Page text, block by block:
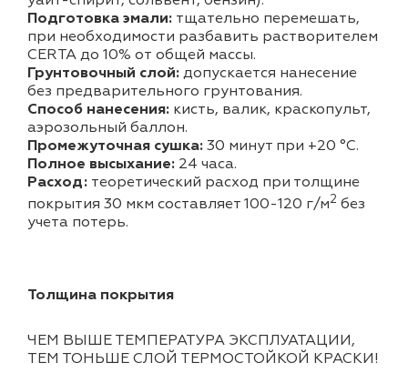
Подготовка эмали: тщательно перемешать,
при необходимости разбавить растворителем
CERTA до 10% от общей массы.
Грунтовочный слой: допускается нанесение
без предварительного грунтования.
Способ нанесения: кисть, валик, краскопульт,
аэрозольный баллон.
Промежуточная сушка: 30 минут при +20 °С.
Полное высыхание: 24 часа.
Расход: теоретический расход при толщине
покрытия 30 мкм составляет 100-120 г/м2 без
учета потерь.
Толщина покрытия
ЧЕМ ВЫШЕ ТЕМПЕРАТУРА ЭКСПЛУАТАЦИИ,
ТЕМ ТОНЬШЕ СЛОЙ ТЕРМОСТОЙКОЙ КРАСКИ!